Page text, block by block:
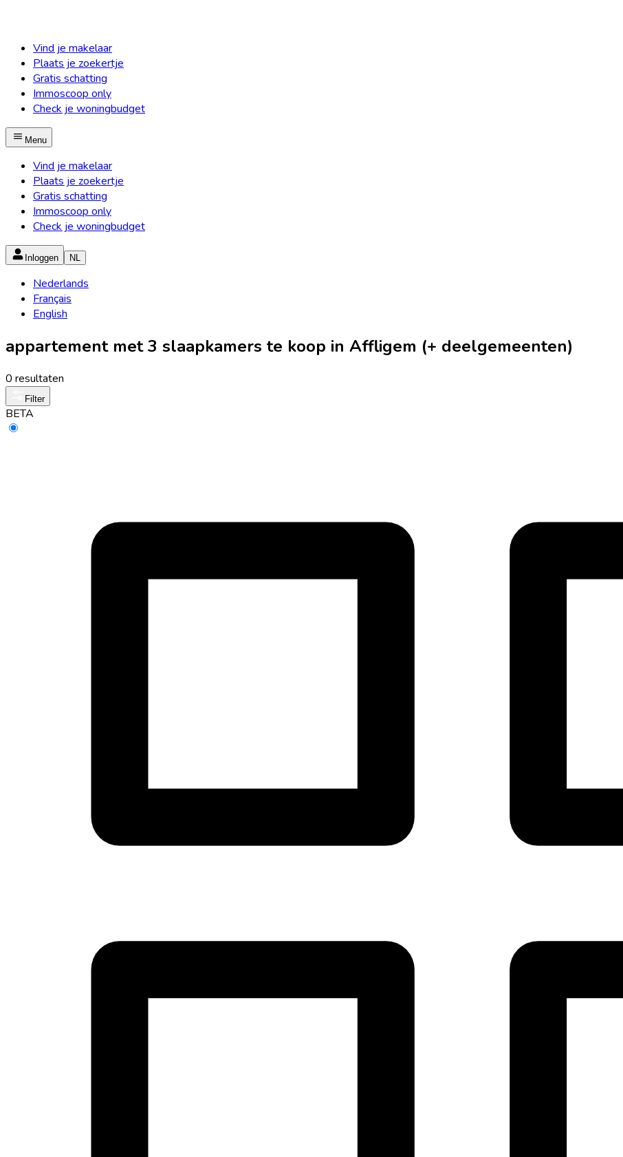
Vind je makelaar
Plaats je zoekertje
Gratis schatting
Immoscoop only
Check je woningbudget
Menu
Vind je makelaar
Plaats je zoekertje
Gratis schatting
Immoscoop only
Check je woningbudget
Inloggen NL
Nederlands
Français
English
appartement met 3 slaapkamers te koop in Affligem (+ deelgemeenten)
0 resultaten
Filter
BETA